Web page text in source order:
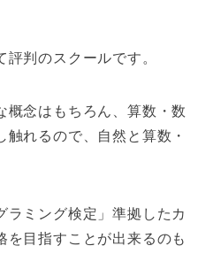
判のスクールです。
概念はもちろん、算数・数
れるので、自然と算数・
ラミング検定」準拠したカ
を目指すことが出来るのも